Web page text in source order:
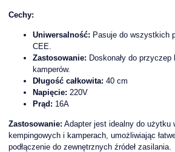
Cechy:
Uniwersalność: Pasuje do wszystkich
CEE.
Zastosowanie: Doskonały do przyczep
kamperów.
Długość całkowita: 40 cm
Napięcie: 220V
Prąd: 16A
Zastosowanie: Adapter jest idealny do użytku
kempingowych i kamperach, umożliwiając
podłączenie do zewnętrznych źródeł zasilania.